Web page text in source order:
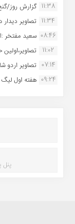
11:38 گزارش روز/
11:34 تصاویر
08:46 سعید مفتخر
11:02
07:14 تصاویر
09:24 هفته اول
پنل